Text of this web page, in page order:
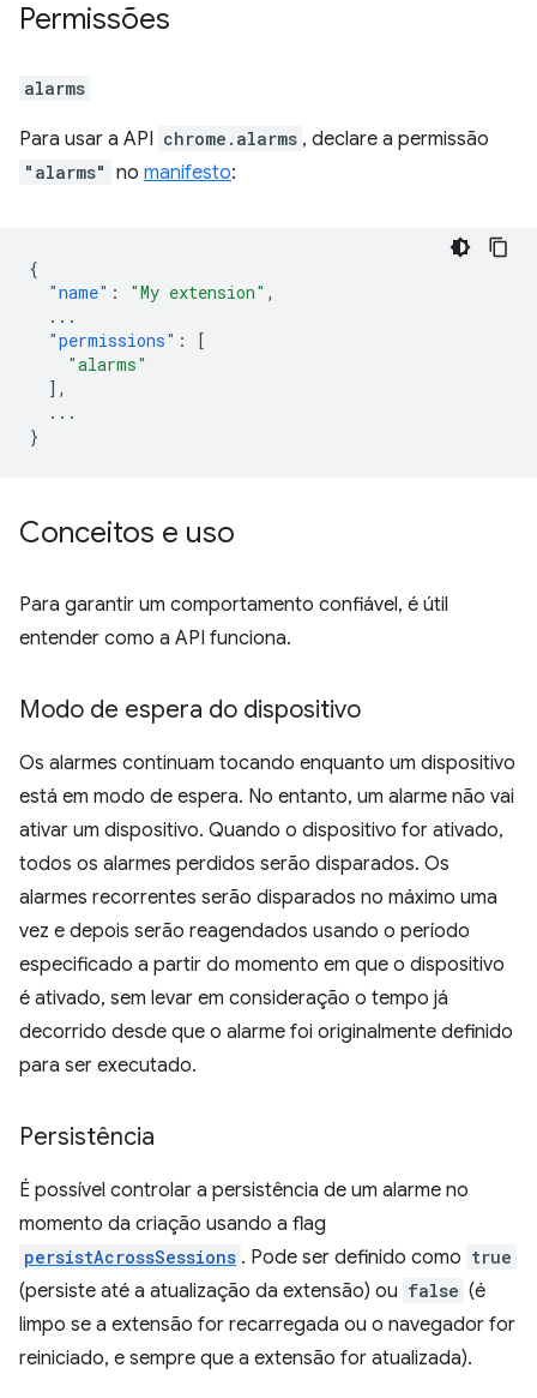
Permissões
alarms
Para usar a API chrome.alarms , declare a permissão
"alarms" no manifesto:
{
"name" : "My extension" ,
...
"permissions" :
[
"alarms"
],
...
}
Conceitos e uso
Para garantir um comportamento confiável, é útil
entender como a API funciona.
Modo de espera do dispositivo
Os alarmes continuam tocando enquanto um dispositivo
está em modo de espera. No entanto, um alarme não vai
ativar um dispositivo. Quando o dispositivo for ativado,
todos os alarmes perdidos serão disparados. Os
alarmes recorrentes serão disparados no máximo uma
vez e depois serão reagendados usando o período
especificado a partir do momento em que o dispositivo
é ativado, sem levar em consideração o tempo já
decorrido desde que o alarme foi originalmente definido
para ser executado.
Persistência
É possível controlar a persistência de um alarme no
momento da criação usando a flag
persistAcrossSessions . Pode ser definido como true
(persiste até a atualização da extensão) ou false (é
limpo se a extensão for recarregada ou o navegador for
reiniciado, e sempre que a extensão for atualizada).